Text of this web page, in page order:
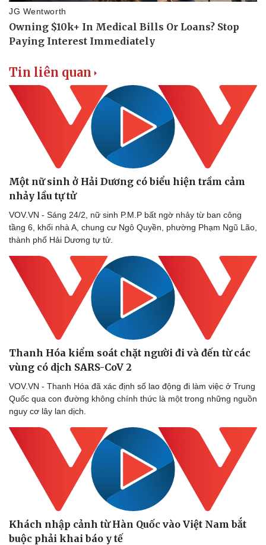
Thể thao
Bóng đá
Lịch thi đấu bóng đá
Thế giới thể thao
eSports
Hậu trường
Ô tô - Xe máy
Xe máy
Tư vấn
Tin liên quan
Một nữ sinh ở Hải Dương có biểu hiện trầm cảm
nhảy lầu tự tử
VOV.VN - Sáng 24/2, nữ sinh P.M.P bất ngờ nhảy từ ban công
tầng 6, khối nhà A, chung cư Ngô Quyền, phường Phạm Ngũ Lão,
thành phố Hải Dương tự tử.
Thanh Hóa kiểm soát chặt người đi và đến từ các
vùng có dịch SARS-CoV 2
VOV.VN - Thanh Hóa đã xác định số lao động đi làm việc ở Trung
Quốc qua con đường không chính thức là một trong những nguồn
nguy cơ lây lan dịch.
Khách nhập cảnh từ Hàn Quốc vào Việt Nam bắt
buộc phải khai báo y tế